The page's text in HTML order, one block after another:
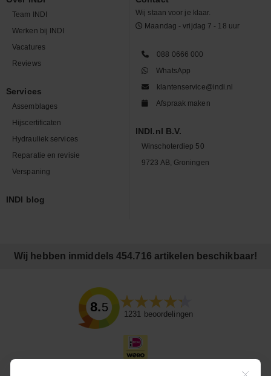
Team INDI
Werken bij INDI
Vacatures
Reviews
Services
Assemblages
Hijscertificaten
Hydrauliek services
Reparatie en revisie
Verspaning
INDI blog
Wij staan voor je klaar.
Maandag - vrijdag 7 - 18 uur
088 0666 000
WhatsApp
klantenservice@indi.nl
Afspraak maken
INDI.nl B.V.
Winschoterdiep 50
9723 AB, Groningen
Wij hebben inmiddels 454.716 artikelen beschikbaar!
8.5
1231 beoordelingen